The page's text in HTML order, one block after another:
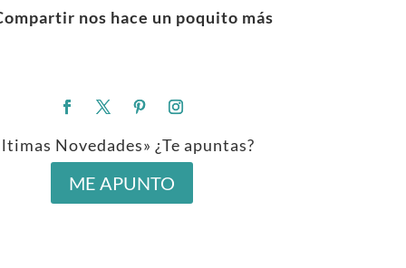
nos hace un poquito más
Novedades» ¿Te apuntas?
ME APUNTO